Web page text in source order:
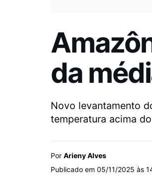
da
Novo levantamento
temperatura acima
Por Arieny Alves
Publicado em 05/11/2025 às